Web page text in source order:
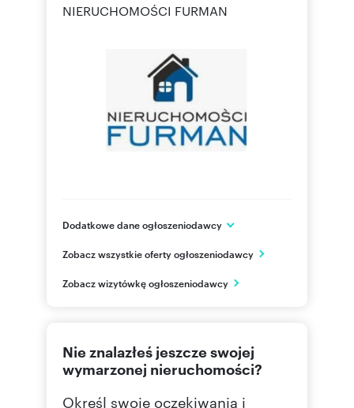
NIERUCHOMOŚCI FURMAN
Dodatkowe dane ogłoszeniodawcy
Piła
PL
Zobacz wszystkie oferty ogłoszeniodawcy
Zobacz wizytówkę ogłoszeniodawcy
Nie znalazłeś jeszcze swojej
wymarzonej nieruchomości?
Określ swoje oczekiwania i